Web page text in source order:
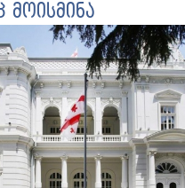
მოისმინა